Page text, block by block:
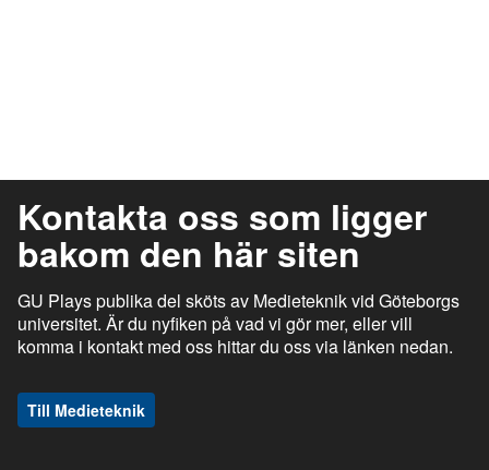
Kontakta oss som ligger
bakom den här siten
GU Plays publika del sköts av Medieteknik vid Göteborgs
universitet. Är du nyfiken på vad vi gör mer, eller vill
komma i kontakt med oss hittar du oss via länken nedan.
Till Medieteknik